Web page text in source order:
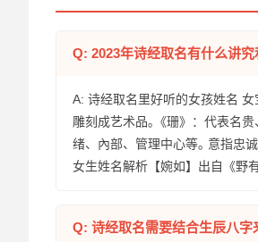
Q: 2023年诗经取名有什么讲究
A: 诗经取名里好听的女孩姓名 女
雕刻成艺术品｡《珊》：代表名
绪、內部、管理中心等｡ 意指忠
女生姓名解析【婉如】出自《野
Q: 诗经取名需要结合生辰八字